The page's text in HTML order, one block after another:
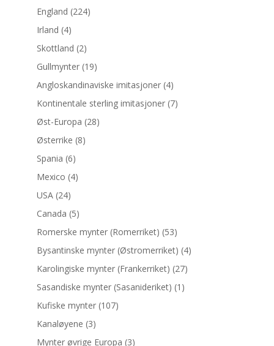
England (224)
Irland (4)
Skottland (2)
Gullmynter (19)
Angloskandinaviske imitasjoner (4)
Kontinentale sterling imitasjoner (7)
Øst-Europa (28)
Østerrike (8)
Spania (6)
Mexico (4)
USA (24)
Canada (5)
Romerske mynter (Romerriket) (53)
Bysantinske mynter (Østromerriket) (4)
Karolingiske mynter (Frankerriket) (27)
Sasandiske mynter (Sasanideriket) (1)
Kufiske mynter (107)
Kanaløyene (3)
Mynter øvrige Europa (3)